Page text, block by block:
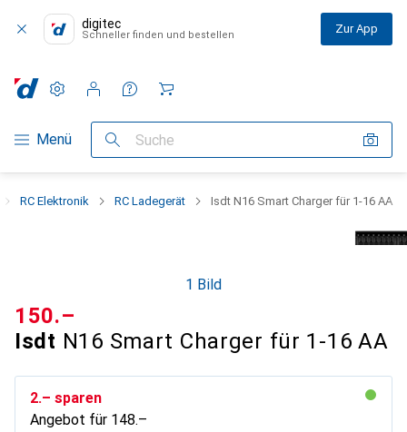
digitec
Schneller finden und bestellen Zur App
Navigation nach Kategorien
Menü Suche
Einstellungen
Kundenkonto
Vergleichslisten
Merklisten
Warenkorb
RC Elektronik RC Ladegerät Isdt N16 Smart Charger für 1-16 AA
1 Bild
Isdt N16 Smart Charger für 1-16 AA
CHF
150.–
CHF
2.– sparen
Angebot für CHF
148.–